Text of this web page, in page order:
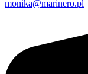
monika@marinero.pl